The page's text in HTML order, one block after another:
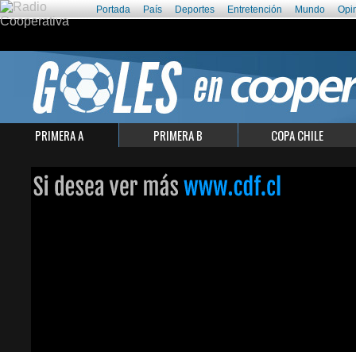
Portada País Deportes Entretención Mundo
PRIMERA A PRIMERA B COPA CHILE